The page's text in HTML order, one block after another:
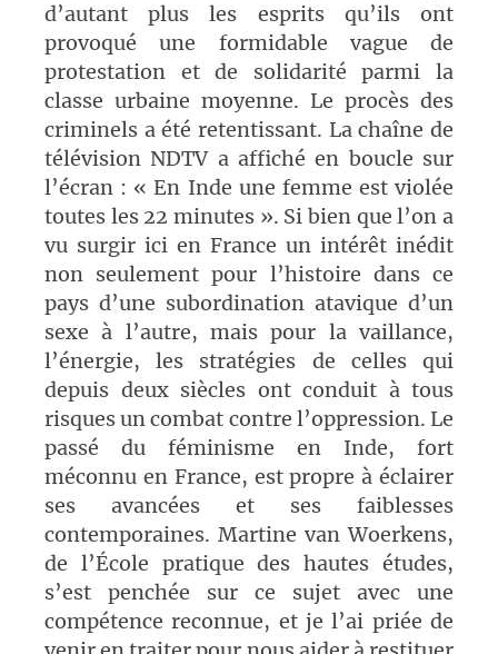
d’autant plus les esprits qu’ils ont
provoqué une formidable vague de
protestation et de solidarité parmi la
classe urbaine moyenne. Le procès des
criminels a été retentissant. La chaîne de
télévision NDTV a affiché en boucle sur
l’écran : « En Inde une femme est violée
toutes les 22 minutes ». Si bien que l’on a
vu surgir ici en France un intérêt inédit
non seulement pour l’histoire dans ce
pays d’une subordination atavique d’un
sexe à l’autre, mais pour la vaillance,
l’énergie, les stratégies de celles qui
depuis deux siècles ont conduit à tous
risques un combat contre l’oppression. Le
passé du féminisme en Inde, fort
méconnu en France, est propre à éclairer
ses avancées et ses faiblesses
contemporaines. Martine van Woerkens,
de l’École pratique des hautes études,
s’est penchée sur ce sujet avec une
compétence reconnue, et je l’ai priée de